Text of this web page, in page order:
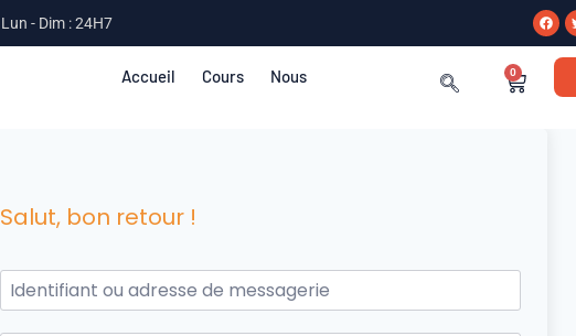
Lun - Dim : 24H7
Accueil Cours Nous 0
Salut, bon retour !